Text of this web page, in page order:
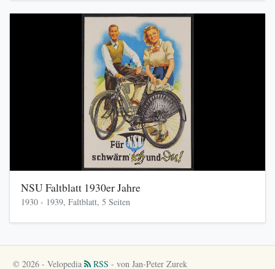
NSU Faltblatt 1930er Jahre
1930 - 1939, Faltblatt, 5 Seiten
© 2026 - Velopedia RSS - von Jan-Peter Zurek